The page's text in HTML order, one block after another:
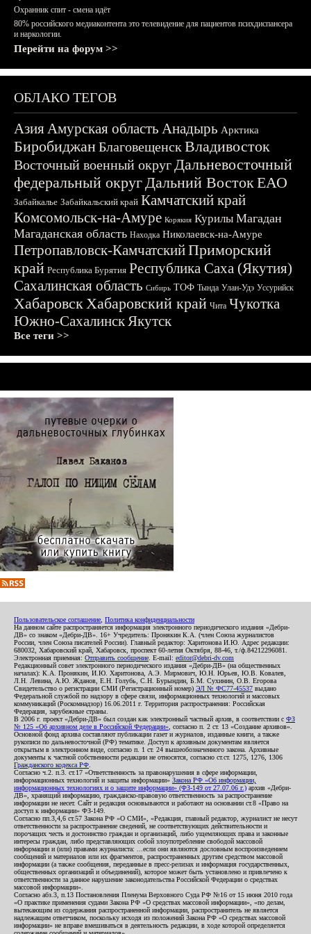
Охранник спит - смена идёт
80% российского медиаконтента это телевидение для пациентов психдиспансера
и наркологии.
Перейти на форум >>
ОБЛАКО ТЕГОВ
АзияАмурская область Анадырь Арктика
БиробиджанБлаговещенскВладивосток
Восточный военный округДальневосточный
федеральный округДальний ВостокЕАО
Забайкалье Забайкальский край Камчатский край
Комсомольск-на-Амуре Корякия Курилы Магадан
Магаданская область Находка Николаевск-на-Амуре
Петропавловск-КамчатскийПриморский
край Республика Бурятия Республика Саха (Якутия)
Сахалинская область Сибирь ТОФ Тында Улан-Удэ Уссурийск
ХабаровскХабаровский край Чита Чукотка
Южно-СахалинскЯкутск
Все теги >>
Пользовательское соглашение Политика конфиденциальности
На данном сайте распространяется информация электронного периодического издания «Дебри-
ДВ» со знаком «Дебри-ДВ». 16+ Учредитель: Пронякин К.А. (член Союза журналистов
России, член Союза писателей России). Главный редактор: Харитонова И.Ю. Адрес редакции:
680032, Хабаровский край, Хабаровск, проспект 60-летия Октября, 88-46, т./ф.84212296081.
Электронная приемная: Отправить сообщение . E-mail: editor@debri-dv.com
Редакционный совет электронного периодического издания «Дебри-ДВ» (на общественных
началах): К.А. Пронякин, И.Ю. Харитонова, А.Э. Мирмович, Ю.Н. Юрьев, Ю.В. Ковалев,
Л.Н. Левина, А.Ю. Жданов, Е.Н. Голубь, С.Н. Бурындин, Б.М. Сухинин, О.В. Егорова
Свидетельство о регистрации СМИ (Регистрационный номер) ЭЛ № ФС77-45537 выдано
Федеральной службой по надзору в сфере связи, информационных технологий и массовых
коммуникаций (Роскомнадзор) 16.06.2011 г. Территория распространения: Российская
Федерация, зарубежные страны.
В 2006 г. проект «Дебри-ДВ» был создан как электронный частный архив, в соответствии с ФЗ
№ 125 «Об архивном деле в Российской Федерации» , согласно п. 2 ст. 13 «Создание архивов».
Основной фонд архива составляют публикации газет и журналов, изданные книги, а также
рукописи по дальневосточной (РФ) тематике. Доступ к архивным документам является
открытым в электронном виде, согласно п. 1 ст. 24 вышеобозначенного закона. Архивные
документы к частной собственности редакции не относятся, согласно ст.ст. 1275, 1276, 1306
Гражданского кодекса РФ
Согласно ч.2. п.3. ст.17 «Ответственность за правонарушения в сфере информации,
информационных технологий и защиты информации» Закона РФ «Об информации,
информационных технологиях и о защите информации» (ФЗ-149 от 27.07.06 г.) архив «Дебри-
ДВ», хранящий информацию, гражданско-правовую ответственность за распространение
информации не несет. Сайт и редакция основываются и работают на основании ст.8 «Право на
доступ к информации» ФЗ-149.
Согласно пп.3,4,6 ст.57 Закона РФ «О СМИ», «Редакция, главный редактор, журналист не несут
ответственности за распространение сведений, не соответствующих действительности и
порочащих честь и достоинство граждан и организаций, либо ущемляющих права и законные
интересы граждан, либо представляющих собой злоупотребление свободой массовой
информации и (или) правами журналиста: ...если они являются дословным воспроизведением
сообщений и материалов или их фрагментов, распространенных другим средством массовой
информации (а также сообщения, переданные в пресс-релизах и информация государственных,
общественных организаций и объединений), которое может быть установлено и привлечено к
ответственности за данное нарушение законодательства Российской Федерации о средствах
массовой информации».
Согласно абз.3, п.13 Постановления Пленума Верховного Суда РФ №16 от 15 июня 2010 года
«О практике применения судами Закона РФ «О средствах массовой информации», «по делам,
вытекающим из содержания распространенной информации, распространитель не является
надлежащим ответчиком, поскольку исходя из положений Закона РФ «О средствах массовой
информации» не вправе вмешиваться в деятельность редакции, в ходе которой определяется